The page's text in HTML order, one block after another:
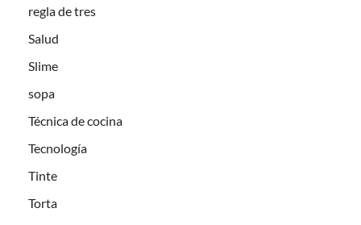
regla de tres
Salud
Slime
sopa
Técnica de cocina
Tecnología
Tinte
Torta